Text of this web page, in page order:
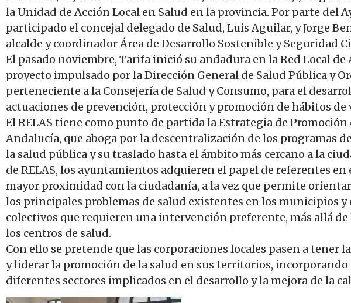
la Unidad de Acción Local en Salud en la provincia. Por parte del
participado el concejal delegado de Salud, Luis Aguilar, y Jorge
alcalde y coordinador Área de Desarrollo Sostenible y Seguridad
El pasado noviembre, Tarifa inició su andadura en la Red Local de
proyecto impulsado por la Dirección General de Salud Pública y
perteneciente a la Consejería de Salud y Consumo, para el
actuaciones de prevención, protección y promoción de hábitos de
El RELAS tiene como punto de partida la Estrategia de Promoción
Andalucía, que aboga por la descentralización de los programas
la salud pública y su traslado hasta el ámbito más cercano a la
de RELAS, los ayuntamientos adquieren el papel de referentes en
mayor proximidad con la ciudadanía, a la vez que permite
los principales problemas de salud existentes en los municipios
colectivos que requieren una intervención preferente, más allá
los centros de salud.
Con ello se pretende que las corporaciones locales pasen a tener
y liderar la promoción de la salud en sus territorios,
diferentes sectores implicados en el desarrollo y la mejora de la